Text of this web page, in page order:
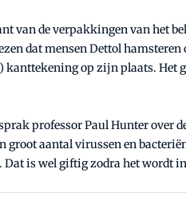
van de verpakkingen van het
dat mensen Dettol
kanttekening op zijn plaats. Het
professor Paul Hunter over
groot aantal virussen en
Dat is wel giftig zodra het wordt